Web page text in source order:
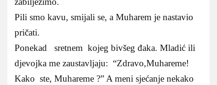
Pili smo kavu, smijali se, a Muharem je nastavio
pričati.
Ponekad sretnem kojeg bivšeg đaka. Mladić ili
djevojka me zaustavljaju: “Zdravo,Muhareme!
Kako ste, Muhareme ?” A meni sjećanje nekako